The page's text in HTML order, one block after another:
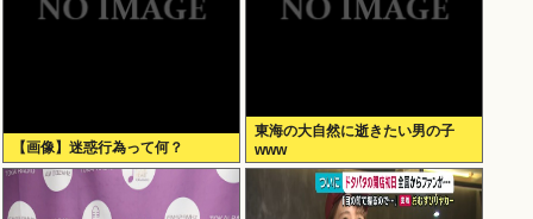
【画像】迷惑行為って何？
東海の大自然に逝きたい男の子
www